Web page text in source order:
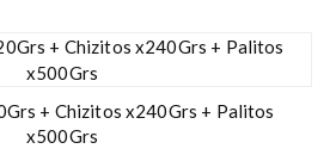
+ Chizitos x240Grs + Palitos
x500Grs